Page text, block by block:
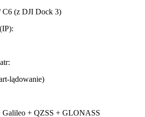
C6 (z DJI Dock 3)
lądowanie)
Galileo + QZSS + GLONASS